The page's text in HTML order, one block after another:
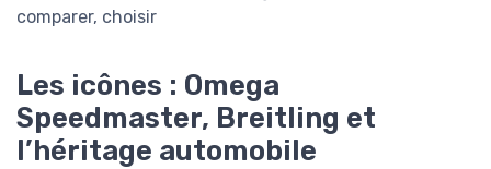
comparer, choisir
Les icônes : Omega
Speedmaster, Breitling et
l’héritage automobile